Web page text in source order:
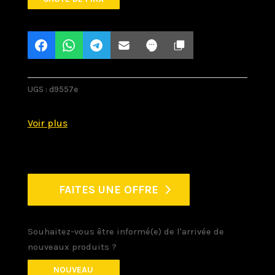
UGS : d9557e
FAITES UNE OFFRE
Souhaitez-vous être informé(e) de l'arrivée de
nouveaux produits ?
NOUVEAU